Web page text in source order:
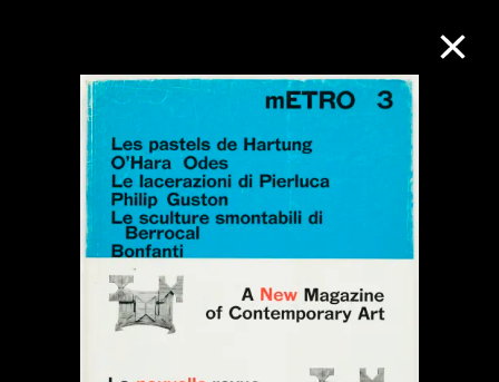
M+藏品
進一步篩選